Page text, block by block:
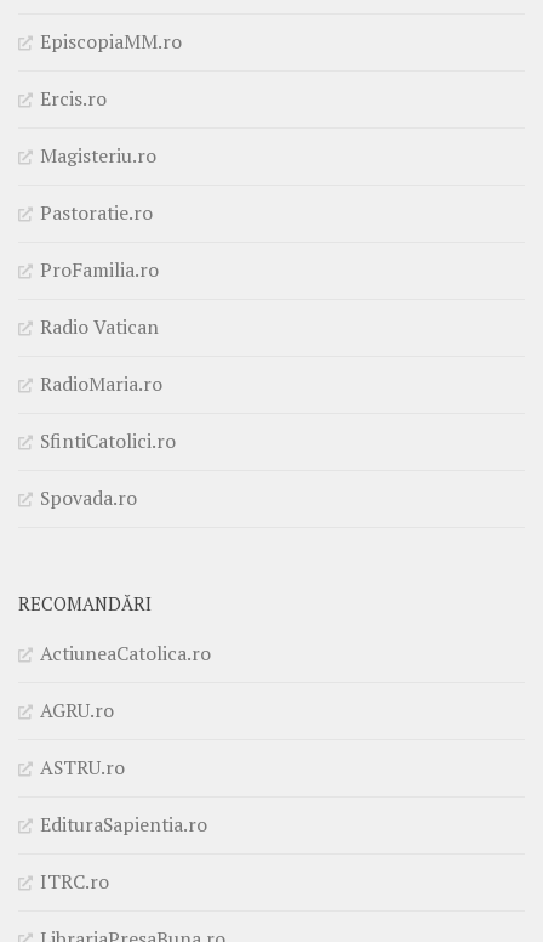
EpiscopiaMM.ro
Ercis.ro
Magisteriu.ro
Pastoratie.ro
ProFamilia.ro
Radio Vatican
RadioMaria.ro
SfintiCatolici.ro
Spovada.ro
RECOMANDĂRI
ActiuneaCatolica.ro
AGRU.ro
ASTRU.ro
EdituraSapientia.ro
ITRC.ro